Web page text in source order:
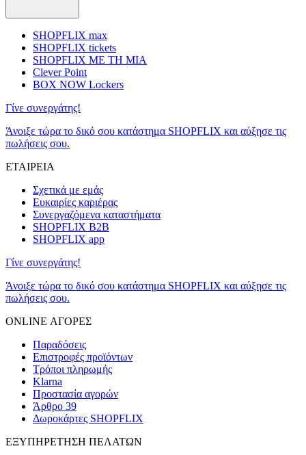
SHOPFLIX max
SHOPFLIX tickets
SHOPFLIX ΜΕ ΤΗ ΜΙΑ
Clever Point
BOX NOW Lockers
Γίνε συνεργάτης!
Άνοιξε τώρα το δικό σου κατάστημα SHOPFLIX και αύξησε τις
πωλήσεις σου.
ΕΤΑΙΡΕΙΑ
Σχετικά με εμάς
Ευκαιρίες καριέρας
Συνεργαζόμενα καταστήματα
SHOPFLIX B2B
SHOPFLIX app
Γίνε συνεργάτης!
Άνοιξε τώρα το δικό σου κατάστημα SHOPFLIX και αύξησε τις
πωλήσεις σου.
ONLINE ΑΓΟΡΕΣ
Παραδόσεις
Επιστροφές προϊόντων
Τρόποι πληρωμής
Klarna
Προστασία αγορών
Άρθρο 39
Δωροκάρτες SHOPFLIX
ΕΞΥΠΗΡΕΤΗΣΗ ΠΕΛΑΤΩΝ